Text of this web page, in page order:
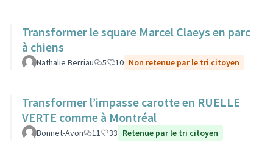
Transformer le square Marcel Claeys en parc
à chiens
Nathalie Berriau 5 10 Non retenue par le tri citoyen
Transformer l’impasse carotte en RUELLE
VERTE comme à Montréal
Bonnet-Avon 11 33 Retenue par le tri citoyen